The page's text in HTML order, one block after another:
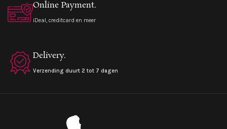
Online Payment.
iDeal, creditcard en meer
Delivery.
Verzending duurt 2 tot 7 dagen